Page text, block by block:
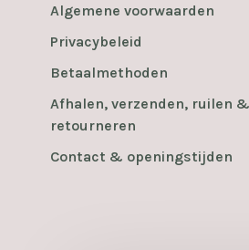
Algemene voorwaarden
Privacybeleid
Betaalmethoden
Afhalen, verzenden, ruilen &
retourneren
Contact & openingstijden